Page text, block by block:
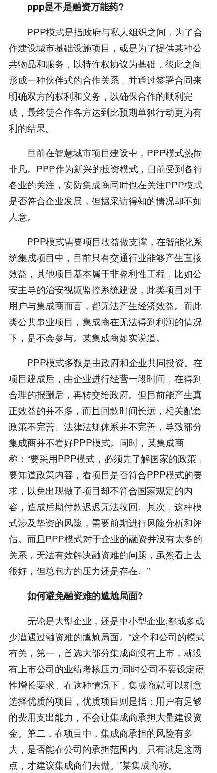
ppp是不是融资万能药?
PPP模式是指政府与私人组织之间，为了合
作建设城市基础设施项目，或是为了提供某种公
共物品和服务，以特许权协议为基础，彼此之间
形成一种伙伴式的合作关系，并通过签署合同来
明确双方的权利和义务，以确保合作的顺利完
成，最终使合作各方达到比预期单独行动更为有
利的结果。
目前在智慧城市项目建设中，PPP模式热闹
非凡。PPP作为新兴的投资模式，目前受到各行
各业的关注，安防集成商同时也在关注PPP模式
是否符合企业发展，但据采访得知的情况却不如
人意。
PPP模式需要项目收益做支撑，在智能化系
统集成项目中，目前只有交通行业能够产生直接
效益，其他项目基本属于非盈利性工程，比如公
安主导的治安视频监控系统建设，此类项目对于
用户与集成商而言，都无法产生经济效益。而此
类公共事业项目，集成商在无法得到利润的情况
下，是不会参与。某集成商如实说道。
PPP模式多数是由政府和企业共同投资。在
项目建成后，由企业进行经营一段时间，在得到
合理的报酬后，再转交给政府。但目前能产生真
正效益的并不多，而且回款时间长远，相关配套
政策不完善、法律法规体系并不完善，导致部分
集成商并不看好PPP模式。同时，某集成商
称：“要采用PPP模式，必须先了解国家的政策，
要知道政策内容，看项目是否符合PPP模式的要
求，以免出现做了项目却不符合国家规定的内
容，造成后期付款迟迟无法收回。其次，这种模
式涉及垫资的风险，需要前期进行风险分析和评
估。而且PPP模式对于企业的融资并没有太多的
关系，无法有效解决融资难的问题，虽然看上去
很好，但总包方的压力还是存在。”
如何避免融资难的尴尬局面?
无论是大型企业，还是中小型企业,都或多或
少遭遇过融资难的尴尬局面。“这个和公司的模式
有关，第一，首选大部分集成商没有上市，就没
有上市公司的业绩考核压力;同时公司不要设定硬
性增长要求。在这种情况下，集成商就可以刻意
选择优质的项目，优质项目则是指：用户有足够
的费用支出能力，不会让集成商承担大量建设资
金。第二，在项目中，集成商承担的风险有多
大，是否能在公司的承担范围内。只有满足这两
点，才建议集成商们去做。”某集成商称。